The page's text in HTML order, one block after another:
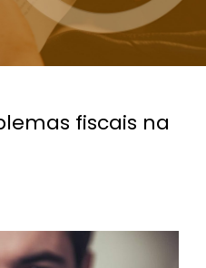
fiscais na